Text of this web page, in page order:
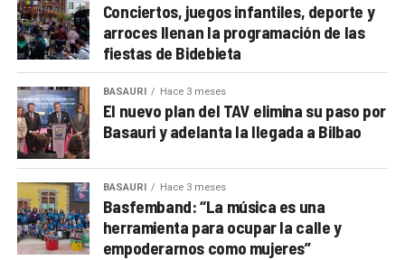
Conciertos, juegos infantiles, deporte y
arroces llenan la programación de las
fiestas de Bidebieta
BASAURI Hace 3 meses
El nuevo plan del TAV elimina su paso por
Basauri y adelanta la llegada a Bilbao
BASAURI Hace 3 meses
Basfemband: “La música es una
herramienta para ocupar la calle y
empoderarnos como mujeres”